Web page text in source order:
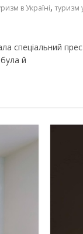
в Україні, туризм
спеціальний
й